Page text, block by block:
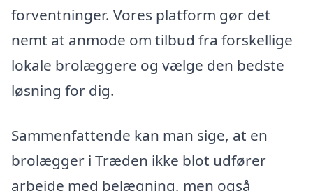
forventninger. Vores platform gør det
nemt at anmode om tilbud fra forskellige
lokale brolæggere og vælge den bedste
løsning for dig.
Sammenfattende kan man sige, at en
brolægger i Træden ikke blot udfører
arbejde med belægning, men også